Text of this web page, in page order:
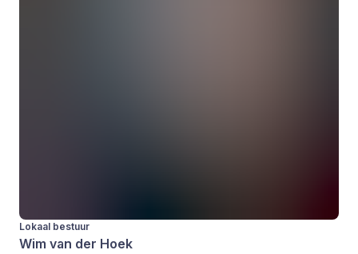
Lokaal bestuur
Wim van der Hoek